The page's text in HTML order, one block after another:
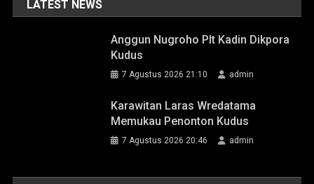
LATEST NEWS
Anggun Nugroho Plt Kadin Dikpora
Kudus
7 Agustus 2026 21:10 admin
Karawitan Laras Wredatama
Memukau Penonton Kudus
7 Agustus 2026 20:46 admin